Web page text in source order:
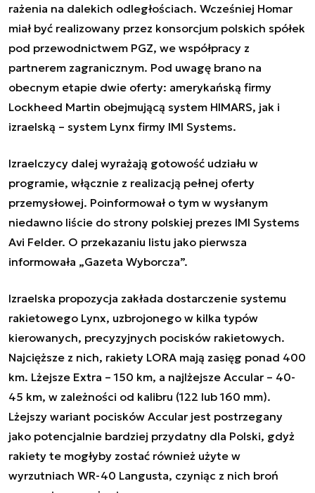
rażenia na dalekich odległościach. Wcześniej Homar
miał być realizowany przez konsorcjum polskich spółek
pod przewodnictwem PGZ, we współpracy z
partnerem zagranicznym. Pod uwagę brano na
obecnym etapie dwie oferty: amerykańską firmy
Lockheed Martin obejmującą system HIMARS, jak i
izraelską – system Lynx firmy IMI Systems.
Izraelczycy dalej wyrażają gotowość udziału w
programie, włącznie z realizacją pełnej oferty
przemysłowej. Poinformował o tym w wysłanym
niedawno liście do strony polskiej prezes IMI Systems
Avi Felder. O przekazaniu listu jako pierwsza
informowała „Gazeta Wyborcza”.
Izraelska propozycja zakłada dostarczenie systemu
rakietowego Lynx, uzbrojonego w kilka typów
kierowanych, precyzyjnych pocisków rakietowych.
Najcięższe z nich, rakiety LORA mają zasięg ponad 400
km. Lżejsze Extra – 150 km, a najlżejsze Accular – 40-
45 km, w zależności od kalibru (122 lub 160 mm).
Lżejszy wariant pocisków Accular jest postrzegany
jako potencjalnie bardziej przydatny dla Polski, gdyż
rakiety te mogłyby zostać również użyte w
wyrzutniach WR-40 Langusta, czyniąc z nich broń